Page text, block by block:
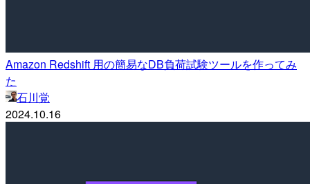
Amazon Redshift 用の簡易なDB負荷試験ツールを作ってみ
た
石川覚
2024.10.16